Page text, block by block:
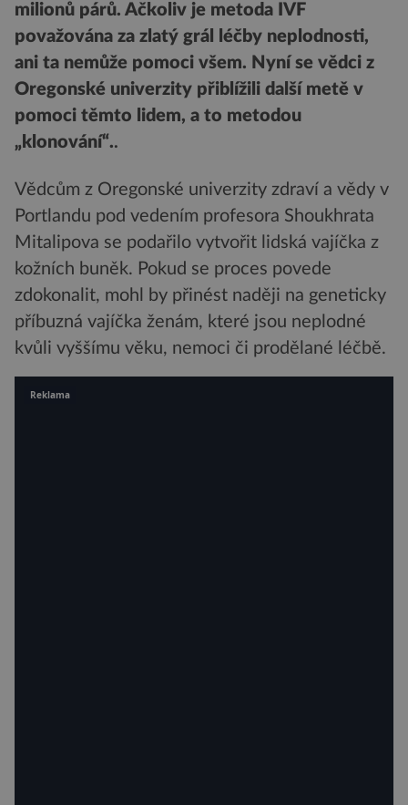
milionů párů. Ačkoliv je metoda IVF
považována za zlatý grál léčby neplodnosti,
ani ta nemůže pomoci všem. Nyní se vědci z
Oregonské univerzity přiblížili další metě v
pomoci těmto lidem, a to metodou
„klonování“..
Vědcům z Oregonské univerzity zdraví a vědy v
Portlandu pod vedením profesora Shoukhrata
Mitalipova se podařilo vytvořit lidská vajíčka z
kožních buněk. Pokud se proces povede
zdokonalit, mohl by přinést naději na geneticky
příbuzná vajíčka ženám, které jsou neplodné
kvůli vyššímu věku, nemoci či prodělané léčbě.
Reklama